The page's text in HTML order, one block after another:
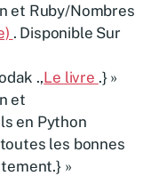
et Ruby/Nombres
. Disponible Sur
.,Le livre .} »
et
en Python
les bonnes
»